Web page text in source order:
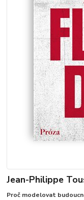
Jean-Philippe
Proč modelovat